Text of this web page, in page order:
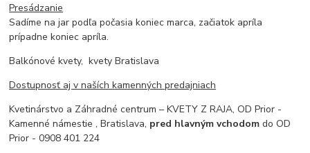
Presádzanie
Sadíme na jar podľa počasia koniec marca, začiatok apríla
prípadne koniec apríla.
Balkónové kvety, kvety Bratislava
Dostupnosť aj v naších kamenných predajniach
Kvetinárstvo a Záhradné centrum – KVETY Z RAJA, OD Prior -
Kamenné námestie , Bratislava, pred hlavným vchodom do OD
Prior - 0908 401 224